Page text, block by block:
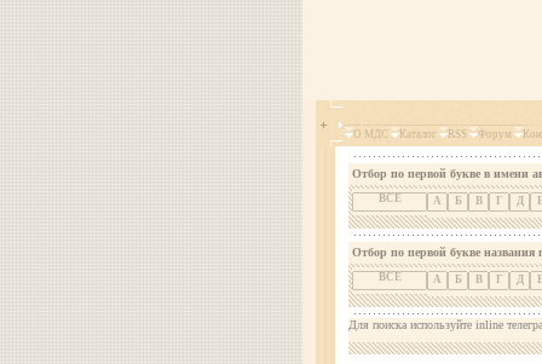
О МДС Каталог RSS Форум
Отбор по первой букве в имени
ВСЕ А Б В Г Д
Отбор по первой букве названия
ВСЕ А Б В Г Д
Для поиска используйте inline